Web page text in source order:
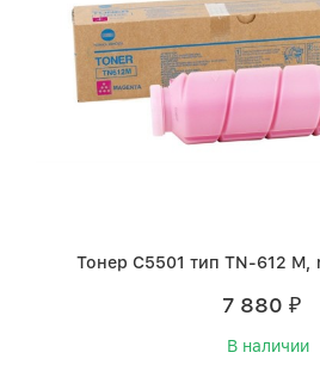
Тонер C5501 тип TN-612 M,
7 880 ₽
В наличии